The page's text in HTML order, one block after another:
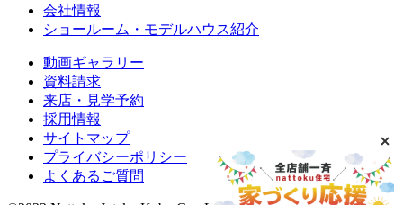
会社情報
ショールーム・モデルハウス紹介
動画ギャラリー
資料請求
来店・見学予約
採用情報
サイトマップ
プライバシーポリシー
よくあるご質問